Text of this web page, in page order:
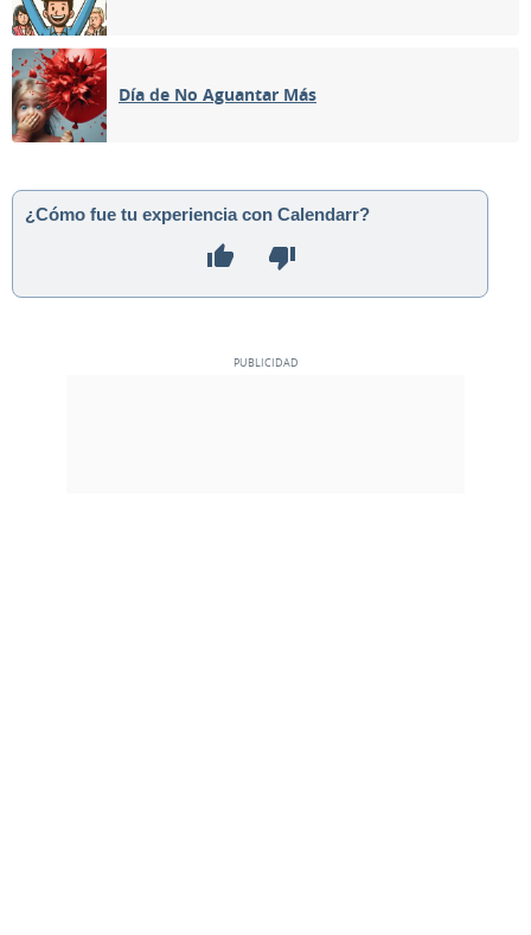
Día de No Aguantar Más
¿Cómo fue tu experiencia con Calendarr?